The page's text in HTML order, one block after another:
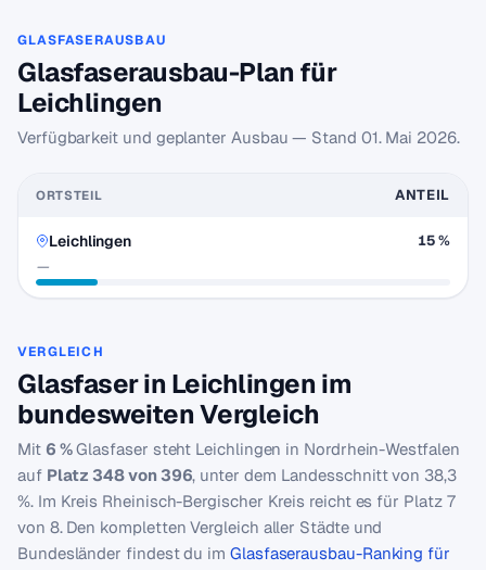
GLASFASERAUSBAU
Glasfaserausbau-Plan für
Leichlingen
Verfügbarkeit und geplanter Ausbau — Stand 01. Mai 2026.
ORTSTEIL ANTEIL
Leichlingen
—
15 %
VERGLEICH
Glasfaser in Leichlingen im
bundesweiten Vergleich
Mit 6 %Glasfaser steht Leichlingen in Nordrhein-Westfalen
auf Platz 348 von 396, unter dem Landesschnitt von 38,3
%. Im Kreis Rheinisch-Bergischer Kreis reicht es für Platz 7
von 8. Den kompletten Vergleich aller Städte und
Bundesländer findest du im Glasfaserausbau-Ranking für